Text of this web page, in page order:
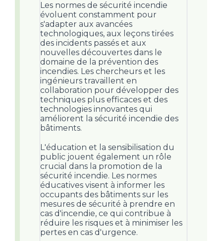
Les normes de sécurité incendie
évoluent constamment pour
s'adapter aux avancées
technologiques, aux leçons tirées
des incidents passés et aux
nouvelles découvertes dans le
domaine de la prévention des
incendies. Les chercheurs et les
ingénieurs travaillent en
collaboration pour développer des
techniques plus efficaces et des
technologies innovantes qui
améliorent la sécurité incendie des
bâtiments.
L'éducation et la sensibilisation du
public jouent également un rôle
crucial dans la promotion de la
sécurité incendie. Les normes
éducatives visent à informer les
occupants des bâtiments sur les
mesures de sécurité à prendre en
cas d'incendie, ce qui contribue à
réduire les risques et à minimiser les
pertes en cas d'urgence.